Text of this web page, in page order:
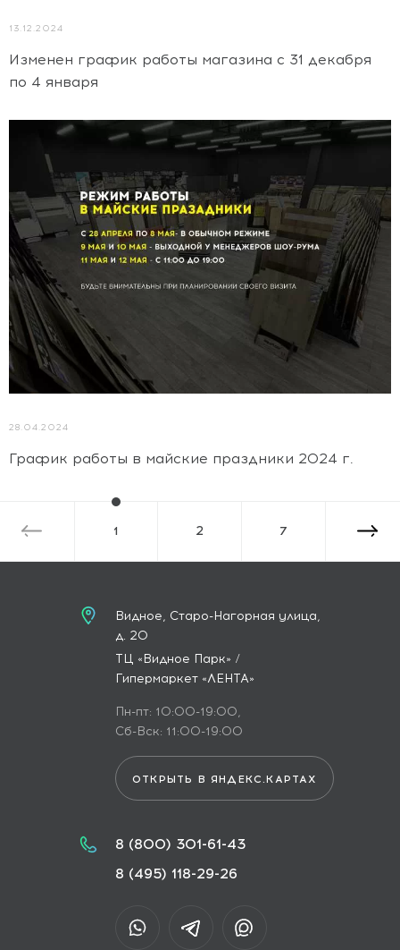
13.12.2024
Изменен график работы магазина с 31 декабря
по 4 января
28.04.2024
График работы в майские праздники 2024 г.
1 2 7
Видное, Старо-Нагорная улица,
д. 20
ТЦ «Видное Парк» /
Гипермаркет «ЛЕНТА»
Пн-пт: 10:00-19:00,
Сб-Вск: 11:00-19:00
ОТКРЫТЬ В ЯНДЕКС.КАРТАХ
8 (800) 301-61-43
8 (495) 118-29-26